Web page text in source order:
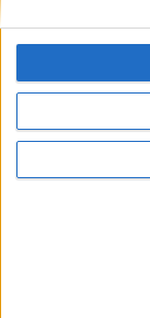
Aviso legal|
© 2003-2026